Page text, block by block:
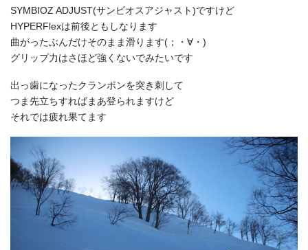
SYMBIOZ ADJUST(サンビオスアジャスト)ですけど
HYPERFlexは前後ともしなります
曲がったぶんだけそのまま滑ります(；・∀・)
グリップ力はさほど強くないでみたいです
出っ歯になったクランポンを突き刺して
つま先立ちすればまあ登られますけど
それでは疲れ果てます